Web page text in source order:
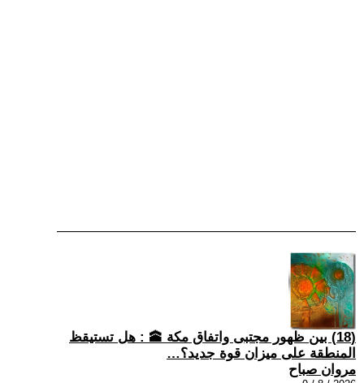
(18) بين ظهور مجتبى واتفاق مكة 🕋 : هل تستيقظ
المنطقة على ميزان قوة جديد؟…
مروان صباح